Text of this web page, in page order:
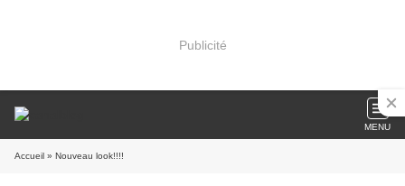
Publicité
MENU
Accueil » Nouveau look!!!!